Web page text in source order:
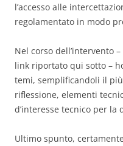
l’accesso alle
regolamentato in modo
Nel corso dell’intervento
link riportato qui sotto –
temi, semplificandoli il
riflessione, elementi
d’interesse tecnico per la
Ultimo spunto,